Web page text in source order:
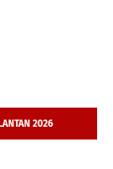
2026